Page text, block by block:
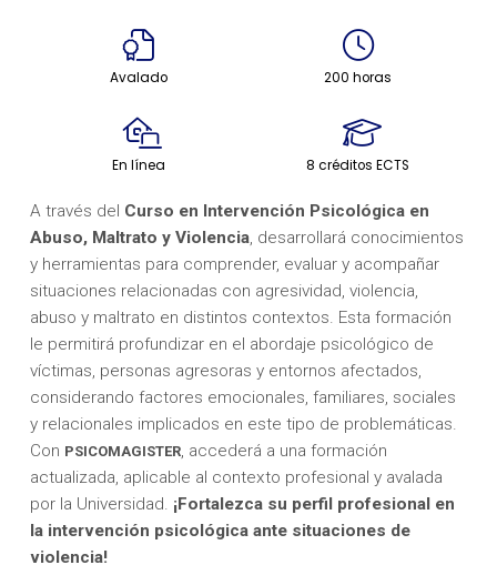
Avalado 200 horas
En línea 8 créditos ECTS
A través del Curso en Intervención Psicológica en
Abuso, Maltrato y Violencia, desarrollará conocimientos
y herramientas para comprender, evaluar y acompañar
situaciones relacionadas con agresividad, violencia,
abuso y maltrato en distintos contextos. Esta formación
le permitirá profundizar en el abordaje psicológico de
víctimas, personas agresoras y entornos afectados,
considerando factores emocionales, familiares, sociales
y relacionales implicados en este tipo de problemáticas.
Con PSICOMAGISTER, accederá a una formación
actualizada, aplicable al contexto profesional y avalada
por la Universidad. ¡Fortalezca su perfil profesional en
la intervención psicológica ante situaciones de
violencia!